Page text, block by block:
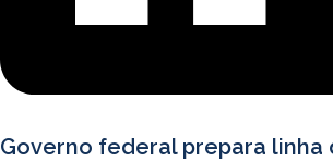
Governo federal prepara linha